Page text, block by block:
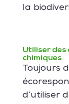
la
Utiliser
chimiques
Toujours
d’utiliser